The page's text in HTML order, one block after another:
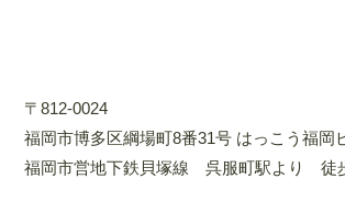
〒812-0024
福岡市博多区綱場町8番31号 はっこう福岡
福岡市営地下鉄貝塚線 呉服町駅より 徒